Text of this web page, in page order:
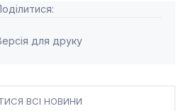
для друку
ВСІ НОВИНИ